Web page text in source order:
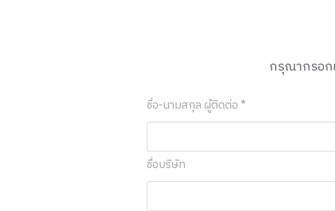
กรุณากรอก
ชื่อ-นามสกุล ผู้ติดต่อ *
ชื่อบริษัท